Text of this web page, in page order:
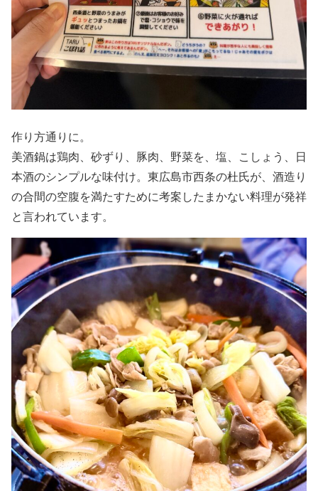
作り方通りに。
美酒鍋は鶏肉、砂ずり、豚肉、野菜を、塩、こしょう、日
本酒のシンプルな味付け。東広島市西条の杜氏が、酒造り
の合間の空腹を満たすために考案したまかない料理が発祥
と言われています。